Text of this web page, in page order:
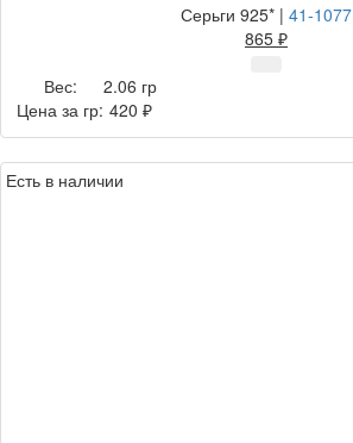
Серьги 925* | 41-1077
865 ₽
Вес:
2.06 гр
Цена за гр: 420 ₽
Есть в наличии